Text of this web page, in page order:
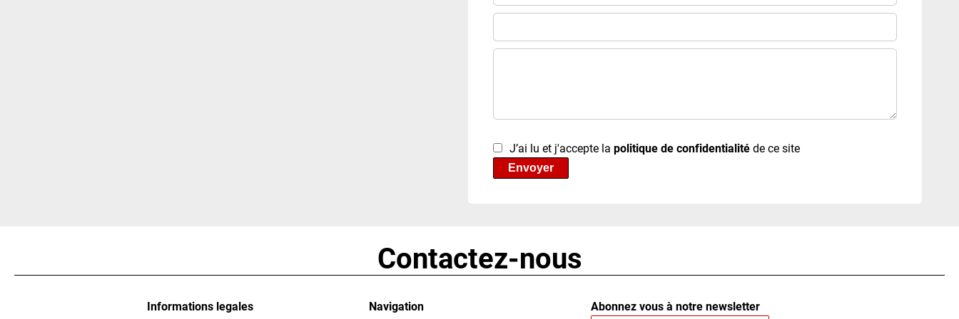
J’ai lu et j'accepte la politique de confidentialitéde ce site
Envoyer
Contactez-nous
Informations legales Navigation Abonnez vous à notre newsletter